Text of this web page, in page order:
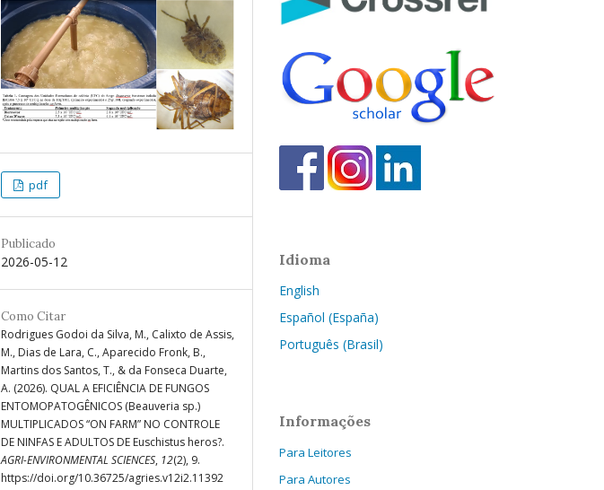
pdf
Publicado
2026-05-12
Como Citar
Rodrigues Godoi da Silva, M., Calixto de Assis,
M., Dias de Lara, C., Aparecido Fronk, B.,
Martins dos Santos, T., & da Fonseca Duarte,
A. (2026). QUAL A EFICIÊNCIA DE FUNGOS
ENTOMOPATOGÊNICOS (Beauveria sp.)
MULTIPLICADOS “ON FARM” NO CONTROLE
DE NINFAS E ADULTOS DE Euschistus heros?.
AGRI-ENVIRONMENTAL SCIENCES, 12(2), 9.
https://doi.org/10.36725/agries.v12i2.11392
Idioma
English
Español (España)
Português (Brasil)
Informações
Para Leitores
Para Autores